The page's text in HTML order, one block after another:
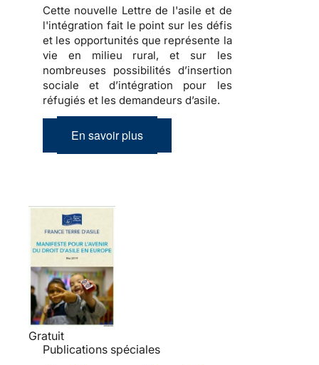
Cette nouvelle Lettre de l'asile et de
l'intégration fait le point sur les défis
et les opportunités que représente la
vie en milieu rural, et sur les
nombreuses possibilités d’insertion
sociale et d’intégration pour les
réfugiés et les demandeurs d’asile.
En savoir plus
Gratuit
Publications spéciales